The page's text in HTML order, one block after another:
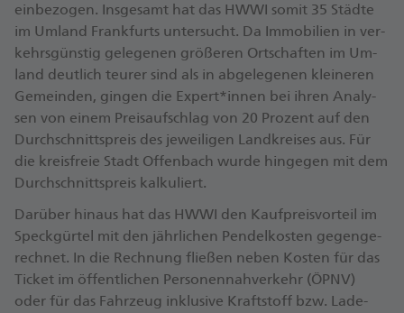
ein­be­zo­gen. Ins­ge­samt hat das HW­WI so­mit 35 Städ­te
im Um­land Frank­furts un­ter­sucht. Da Im­mo­bi­li­en in ver­
kehrs­güns­tig ge­le­ge­nen grö­ße­ren Ort­schaf­ten im Um­
land deut­lich teu­rer sind als in ab­ge­le­ge­nen klei­ne­ren
Ge­mein­den, gin­gen die Ex­pert*in­nen bei ih­ren Ana­ly­
sen von ei­nem Preis­auf­schlag von 20 Pro­zent auf den
Durch­schnitts­preis des je­wei­li­gen Land­krei­ses aus. Für
die kreis­freie Stadt Of­fen­bach wur­de hin­ge­gen mit dem
Durch­schnitts­preis kal­ku­liert.
Dar­über hin­aus hat das HW­WI den Kauf­preis­vor­teil im
Speck­gür­tel mit den jähr­li­chen Pen­del­kos­ten ge­gen­ge­
rech­net. In die Rech­nung flie­ßen ne­ben Kos­ten für das
Ti­cket im öf­fent­li­chen Per­so­nen­nah­ver­kehr (ÖPNV)
oder für das Fahr­zeug in­klu­si­ve Kraft­stoff bzw. La­de­